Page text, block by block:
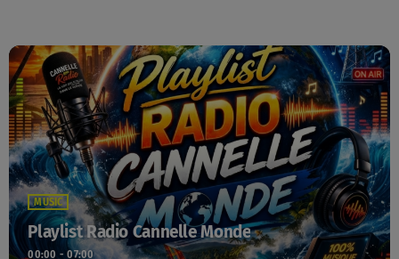
MUSIC
Playlist Radio Cannelle Monde
00:00 - 07:00